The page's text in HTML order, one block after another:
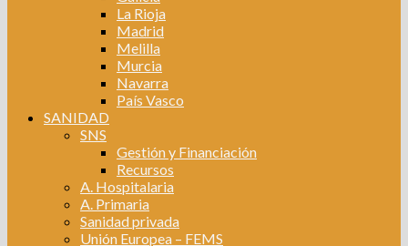
La Rioja
Madrid
Melilla
Murcia
Navarra
País Vasco
SANIDAD
SNS
Gestión y Financiación
Recursos
A. Hospitalaria
A. Primaria
Sanidad privada
Unión Europea – FEMS